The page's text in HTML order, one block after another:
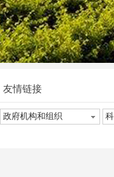
友情链接
政府机构和组织